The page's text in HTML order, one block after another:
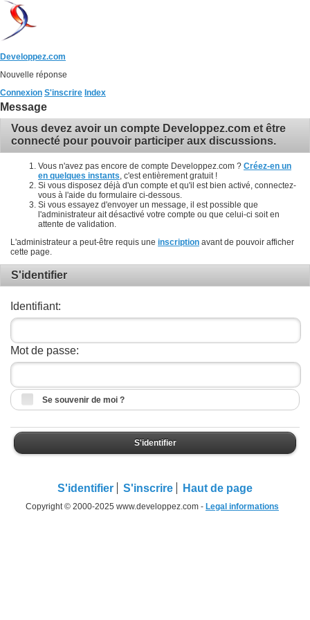
Developpez.com
Nouvelle réponse
Connexion S'inscrire Index
Message
Vous devez avoir un compte Developpez.com et être
connecté pour pouvoir participer aux discussions.
Vous n'avez pas encore de compte Developpez.com ? Créez-en un
en quelques instants , c'est entièrement gratuit !
Si vous disposez déjà d'un compte et qu'il est bien activé, connectez-
vous à l'aide du formulaire ci-dessous.
Si vous essayez d'envoyer un message, il est possible que
l'administrateur ait désactivé votre compte ou que celui-ci soit en
attente de validation.
L'administrateur a peut-être requis une inscription avant de pouvoir afficher
cette page.
S'identifier
Identifiant:
Mot de passe:
Se souvenir de moi ?
S'identifier
S'identifier S'inscrire Haut de page
Copyright © 2000-2025 www.developpez.com - Legal informations